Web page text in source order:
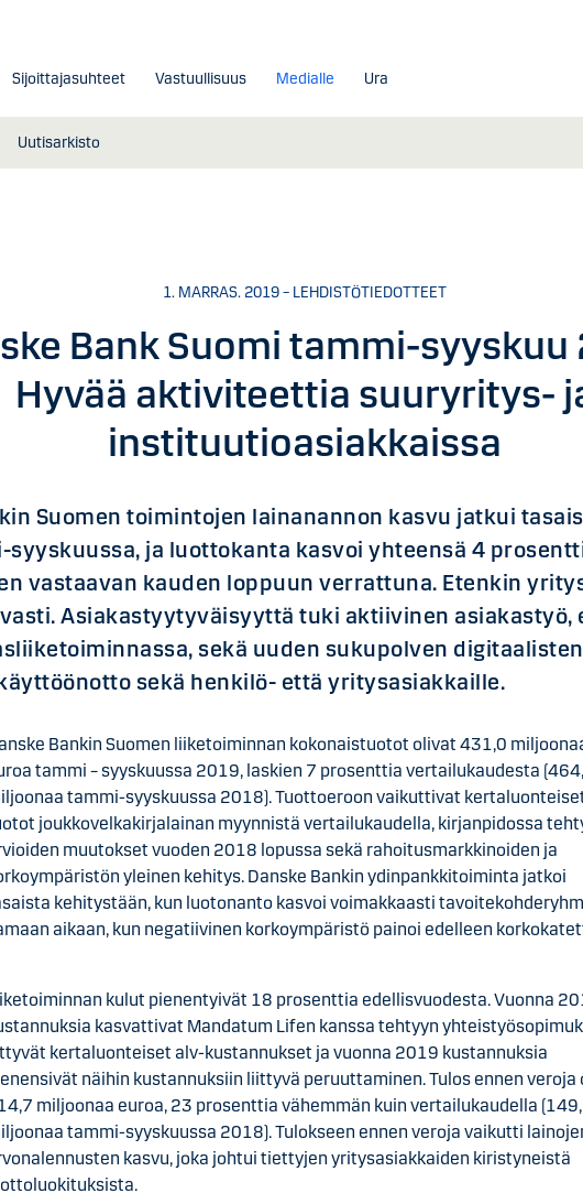
Sijoittajasuhteet Vastuullisuus Medialle
Uutisarkisto
Ura
1. MARRAS. 2019 – LEHDISTÖTIEDOTTEET
Bank Suomi tammi-syyskuu
Hyvää aktiviteettia suuryritys-
instituutioasiakkaissa
Suomen toimintojen lainanannon kasvu jatkui
syyskuussa, ja luottokanta kasvoi yhteensä 4
vastaavan kauden loppuun verrattuna. Etenkin
Asiakastyytyväisyyttä tuki aktiivinen asiakastyö,
sekä uuden sukupolven
sekä henkilö- että yritysasiakkaille.
Bankin Suomen liiketoiminnan kokonaistuotot olivat 431,0
tammi – syyskuussa 2019, laskien 7 prosenttia vertailukaudesta
tammi-syyskuussa 2018). Tuottoeroon vaikuttivat
joukkovelkakirjalainan myynnistä vertailukaudella, kirjanpidossa
muutokset vuoden 2018 lopussa sekä rahoitusmarkkinoiden ja
yleinen kehitys. Danske Bankin ydinpankkitoiminta jatkoi
kehitystään, kun luotonanto kasvoi voimakkaasti
aikaan, kun negatiivinen korkoympäristö painoi edelleen
kulut pienentyivät 18 prosenttia edellisvuodesta. Vuonna
kasvattivat Mandatum Lifen kanssa tehtyyn
kertaluonteiset alv-kustannukset ja vuonna 2019 kustannuksia
näihin kustannuksiin liittyvä peruuttaminen. Tulos ennen veroja
miljoonaa euroa, 23 prosenttia vähemmän kuin vertailukaudella
tammi-syyskuussa 2018). Tulokseen ennen veroja vaikutti
kasvu, joka johtui tiettyjen yritysasiakkaiden kiristyneistä